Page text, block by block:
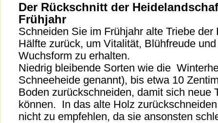
Der Rückschnitt der
Frühjahr
Schneiden Sie im Frühjahr alte Triebe der
Hälfte zurück, um Vitalität, Blühfreude
Wuchsform zu erhalten.
Niedrig bleibende Sorten wie die
Schneeheide genannt), bis etwa 10
Boden zurückschneiden, damit sich neue
können. In das alte Holz
nicht zu empfehlen, da sie ansonsten